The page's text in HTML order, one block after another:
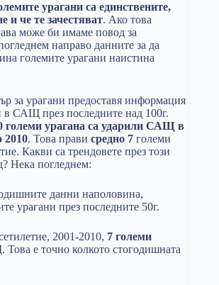
урагани са единствените,
и че те зачестяват. Ако това
може би имаме повод за
направо данните за да
големите урагани наистина
за урагани предоставя информация
в САЩ през последните над 100г.
големи урагана са ударили САЩ в
2010. Това прави средно 7 големи
Какви са трендовете през този
Нека погледнем:
данни наполовина,
урагани през последните 50г.
2001-2010, 7 големи
е точно колкото стогодишната